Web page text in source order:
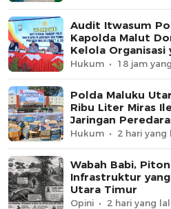
Audit Itwasum
Kapolda Malut
Kelola Organisasi
Hukum 18 jam
Polda Maluku
Ribu Liter Miras
Jaringan
Negara
Hukum 2 hari yang
Wabah Babi,
Infrastruktur
Utara Timur
Opini 2 hari yang